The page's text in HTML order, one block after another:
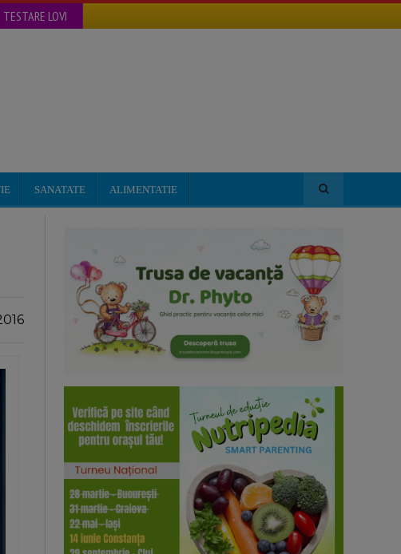
TESTARE LOVI
SANATATE ALIMENTATIE